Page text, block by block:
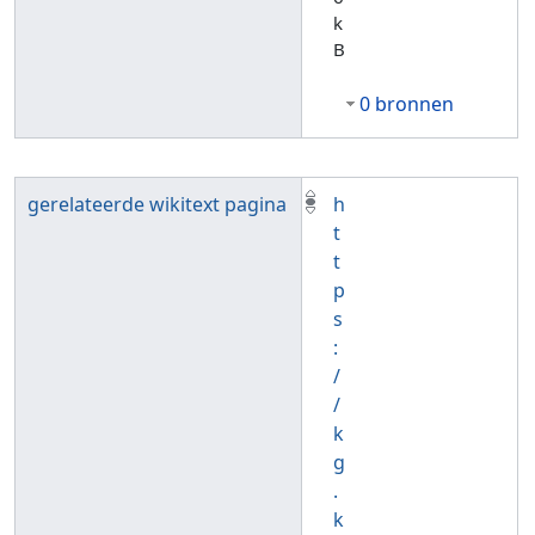
k
B
0 bronnen
gerelateerde wikitext pagina
h
t
t
p
s
:
/
/
k
g
.
k